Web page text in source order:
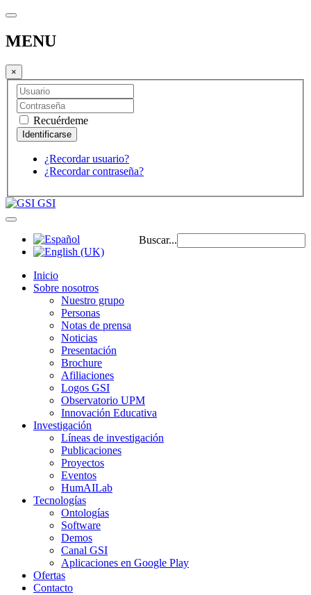
MENU
×
Recuérdeme
¿Recordar usuario?
¿Recordar contraseña?
GSI
Buscar...
Inicio
Sobre nosotros
Nuestro grupo
Personas
Notas de prensa
Noticias
Presentación
Brochure
Afiliaciones
Logos GSI
Observatorio UPM
Innovación Educativa
Investigación
Líneas de investigación
Publicaciones
Proyectos
Eventos
HumAILab
Tecnologías
Ontologías
Software
Demos
Canal GSI
Aplicaciones en Google Play
Ofertas
Contacto